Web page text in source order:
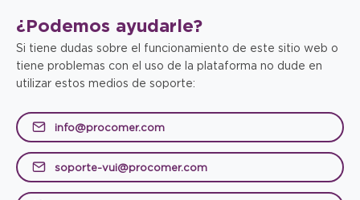
¿Podemos ayudarle?
Si tiene dudas sobre el funcionamiento de este sitio web o
tiene problemas con el uso de la plataforma no dude en
utilizar estos medios de soporte:
info@procomer.com
soporte-vui@procomer.com